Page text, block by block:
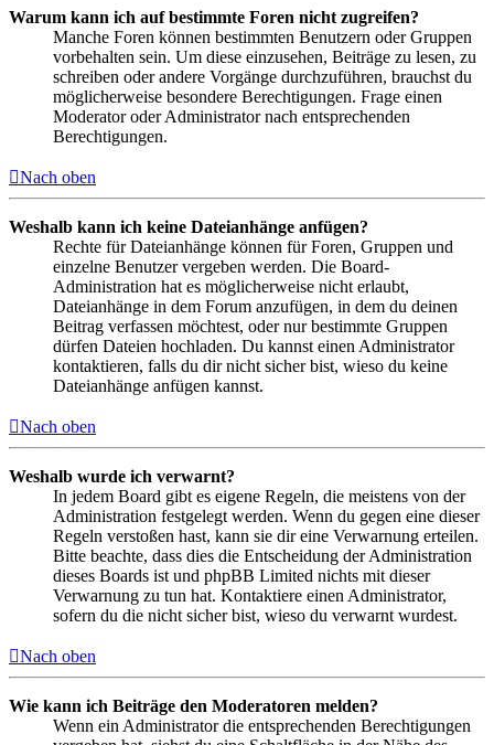
Warum kann ich auf bestimmte Foren nicht zugreifen?
Manche Foren können bestimmten Benutzern oder Gruppen
vorbehalten sein. Um diese einzusehen, Beiträge zu lesen, zu
schreiben oder andere Vorgänge durchzuführen, brauchst du
möglicherweise besondere Berechtigungen. Frage einen
Moderator oder Administrator nach entsprechenden
Berechtigungen.
Nach oben
Weshalb kann ich keine Dateianhänge anfügen?
Rechte für Dateianhänge können für Foren, Gruppen und
einzelne Benutzer vergeben werden. Die Board-
Administration hat es möglicherweise nicht erlaubt,
Dateianhänge in dem Forum anzufügen, in dem du deinen
Beitrag verfassen möchtest, oder nur bestimmte Gruppen
dürfen Dateien hochladen. Du kannst einen Administrator
kontaktieren, falls du dir nicht sicher bist, wieso du keine
Dateianhänge anfügen kannst.
Nach oben
Weshalb wurde ich verwarnt?
In jedem Board gibt es eigene Regeln, die meistens von der
Administration festgelegt werden. Wenn du gegen eine dieser
Regeln verstoßen hast, kann sie dir eine Verwarnung erteilen.
Bitte beachte, dass dies die Entscheidung der Administration
dieses Boards ist und phpBB Limited nichts mit dieser
Verwarnung zu tun hat. Kontaktiere einen Administrator,
sofern du die nicht sicher bist, wieso du verwarnt wurdest.
Nach oben
Wie kann ich Beiträge den Moderatoren melden?
Wenn ein Administrator die entsprechenden Berechtigungen